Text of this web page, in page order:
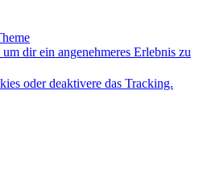
dir ein angenehmeres Erlebnis zu
oder deaktivere das Tracking.